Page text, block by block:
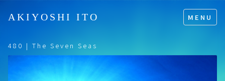
AKIYOSHI ITO MENU
480 | The Seven Seas